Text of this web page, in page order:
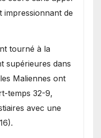
impressionnant de
tourné à la
supérieures dans
Maliennes ont
temps 32-9,
avec une